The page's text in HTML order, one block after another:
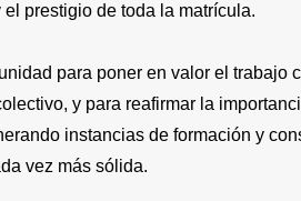
prestigio de toda la matrícula.
para poner en valor el trabajo
y para reafirmar la
instancias de formación y
vez más sólida.